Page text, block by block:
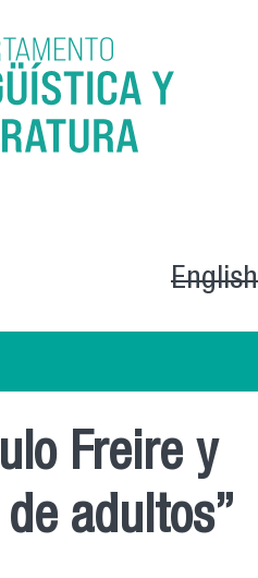
English
Freire y
adultos”